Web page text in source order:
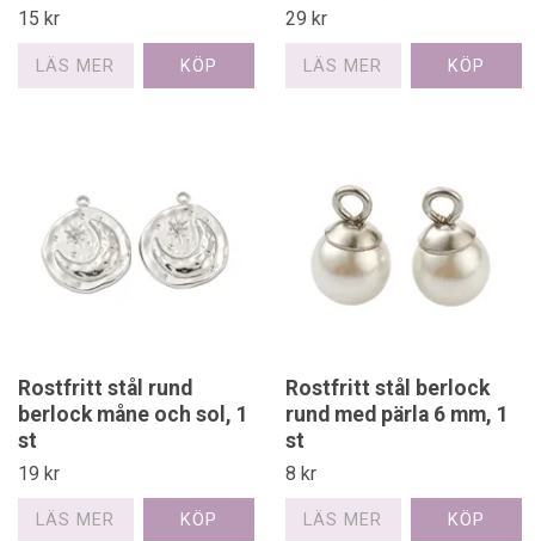
15 kr
LÄS MER
29 kr
LÄS MER
Rostfritt stål rund
berlock måne och sol, 1
st
19 kr
LÄS MER
Rostfritt stål berlock
rund med pärla 6 mm, 1
st
8 kr
LÄS MER